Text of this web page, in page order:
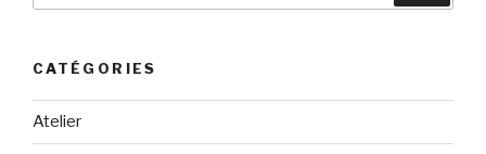
CATÉGORIES
Atelier